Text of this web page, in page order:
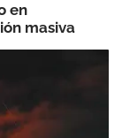
en
masiva